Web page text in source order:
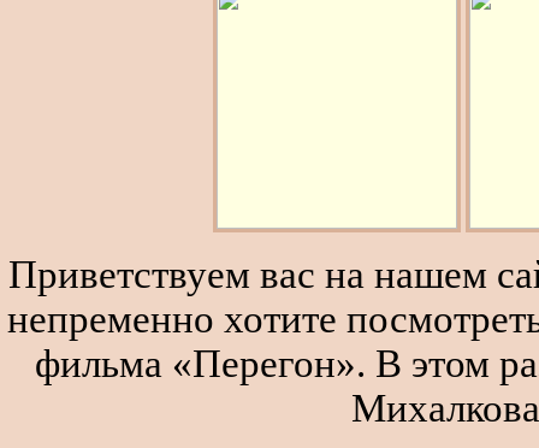
Приветствуем вас на нашем
непременно хотите
фильма «Перегон». В этом